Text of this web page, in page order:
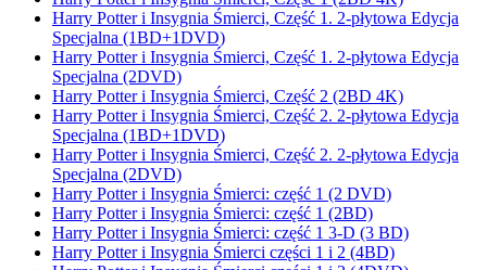
Harry Potter i Insygnia Śmierci, Część 1. 2-płytowa Edycja
Specjalna (1BD+1DVD)
Harry Potter i Insygnia Śmierci, Część 1. 2-płytowa Edycja
Specjalna (2DVD)
Harry Potter i Insygnia Śmierci, Część 2 (2BD 4K)
Harry Potter i Insygnia Śmierci, Część 2. 2-płytowa Edycja
Specjalna (1BD+1DVD)
Harry Potter i Insygnia Śmierci, Część 2. 2-płytowa Edycja
Specjalna (2DVD)
Harry Potter i Insygnia Śmierci: część 1 (2 DVD)
Harry Potter i Insygnia Śmierci: część 1 (2BD)
Harry Potter i Insygnia Śmierci: część 1 3-D (3 BD)
Harry Potter i Insygnia Śmierci części 1 i 2 (4BD)